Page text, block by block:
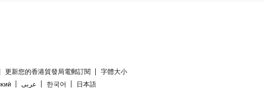
更新您的香港貿發局電郵訂閱
字體大小
عربى 한국어 日本語